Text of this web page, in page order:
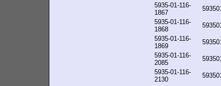
5935-01-116-
1867
5935-01-116-
1868
5935-01-116-
1869
5935-01-116-
2085
5935-01-116-
2130